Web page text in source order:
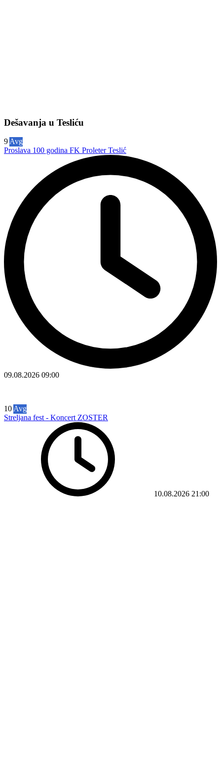
Dešavanja u Tesliću
9 Avg
Proslava 100 godina FK Proleter Teslić
09.08.2026 09:00
10 Avg
Streljana fest - Koncert ZOSTER
10.08.2026 21:00